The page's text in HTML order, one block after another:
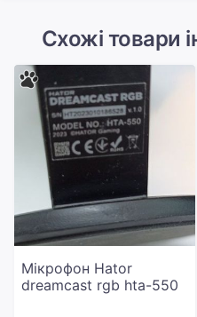
від ігрового екрана.ф
Призначення
Для комп'ютерів
Для смартфонів і
Студійні
Універсальні
Комплекти
Роз'єми
USB Type-C
Конденсаторні
Спрямування
Схожі товари
Мікрофон Hator
dreamcast rgb hta-550